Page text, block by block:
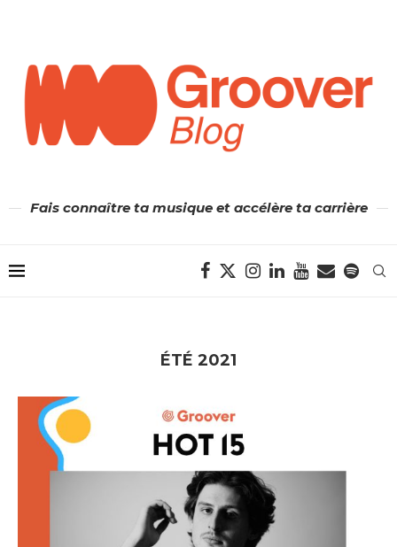
Fais connaître ta musique et accélère ta carrière
ÉTÉ 2021